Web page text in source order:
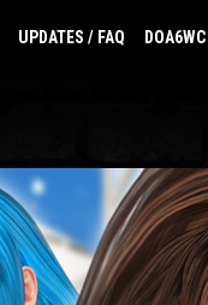
UPDATES / FAQ DOA6WC